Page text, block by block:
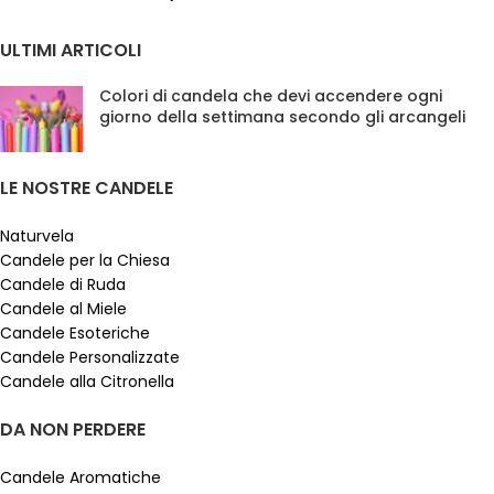
ULTIMI ARTICOLI
Colori di candela che devi accendere ogni
giorno della settimana secondo gli arcangeli
LE NOSTRE CANDELE
Naturvela
Candele per la Chiesa
Candele di Ruda
Candele al Miele
Candele Esoteriche
Candele Personalizzate
Candele alla Citronella
DA NON PERDERE
Candele Aromatiche